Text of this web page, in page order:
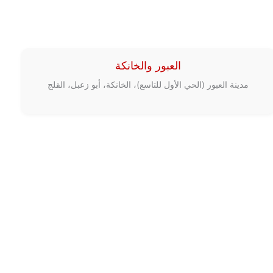
العبور والخانكة
مدينة العبور (الحي الأول للتاسع)، الخانكة، أبو زعبل، القلج